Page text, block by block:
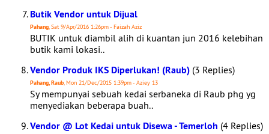
Butik Vendor untuk Dijual
Pahang, Sat 9/Apr/2016 1:26pm - Faizah Aziz
BUTIK untuk diambil alih di kuantan jun 2016 kelebihan
butik kami lokasi..
Vendor Produk IKS Diperlukan! (Raub) (3 Replies)
Pahang, Raub, Mon 21/Dec/2015 1:39pm - Aziey 13
Sy mempunyai sebuah kedai serbaneka di Raub phg yg
menyediakan beberapa buah..
Vendor @ Lot Kedai untuk Disewa - Temerloh (4 Replies)